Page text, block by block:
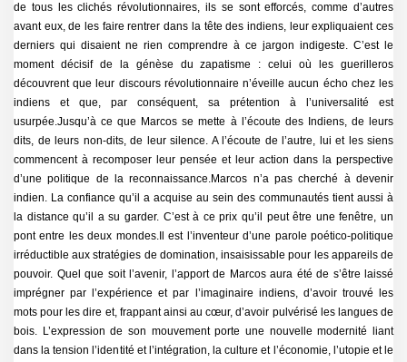
de tous les clichés révolutionnaires, ils se sont efforcés, comme d’autres
avant eux, de les faire rentrer dans la tête des indiens, leur expliquaient ces
derniers qui disaient ne rien comprendre à ce jargon indigeste. C’est le
moment décisif de la génèse du zapatisme : celui où les guerilleros
découvrent que leur discours révolutionnaire n’éveille aucun écho chez les
indiens et que, par conséquent, sa prétention à l’universalité est
usurpée.Jusqu’à ce que Marcos se mette à l’écoute des Indiens, de leurs
dits, de leurs non-dits, de leur silence. A l’écoute de l’autre, lui et les siens
commencent à recomposer leur pensée et leur action dans la perspective
d’une politique de la reconnaissance.Marcos n’a pas cherché à devenir
indien. La confiance qu’il a acquise au sein des communautés tient aussi à
la distance qu’il a su garder. C’est à ce prix qu’il peut être une fenêtre, un
pont entre les deux mondes.Il est l’inventeur d’une parole poético-politique
irréductible aux stratégies de domination, insaisissable pour les appareils de
pouvoir. Quel que soit l’avenir, l’apport de Marcos aura été de s’être laissé
imprégner par l’expérience et par l’imaginaire indiens, d’avoir trouvé les
mots pour les dire et, frappant ainsi au cœur, d’avoir pulvérisé les langues de
bois. L’expression de son mouvement porte une nouvelle modernité liant
dans la tension l’identité et l’intégration, la culture et l’économie, l’utopie et le